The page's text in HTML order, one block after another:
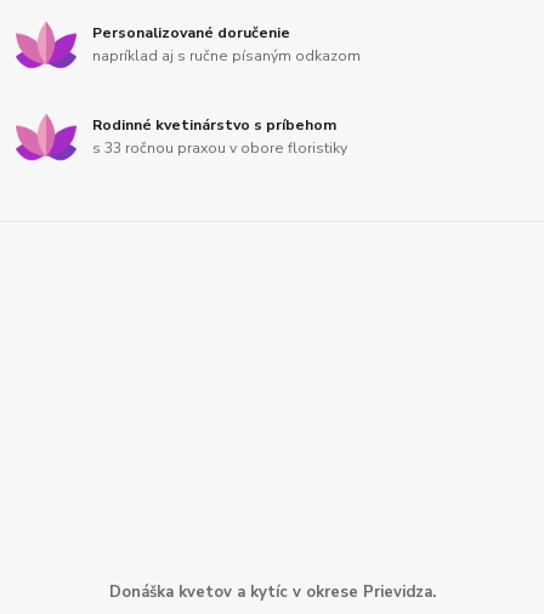
Personalizované doručenie
napríklad aj s ručne písaným odkazom
Rodinné kvetinárstvo s príbehom
s 33 ročnou praxou v obore floristiky
Donáška kvetov a kytíc v okrese Prievidza.